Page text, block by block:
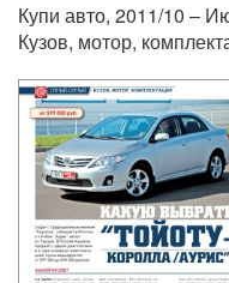
Купи авто, 2011/10 –
Кузов, мотор,